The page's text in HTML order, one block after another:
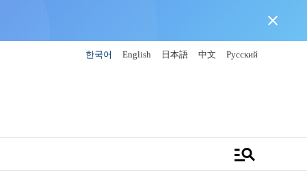
close
한국어 English 日本語 中文 Русский
manage_search